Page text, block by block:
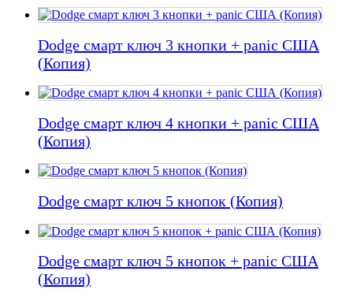
Dodge смарт ключ 3 кнопки + panic США
(Копия)
Dodge смарт ключ 4 кнопки + panic США
(Копия)
Dodge смарт ключ 5 кнопок (Копия)
Dodge смарт ключ 5 кнопок + panic США
(Копия)